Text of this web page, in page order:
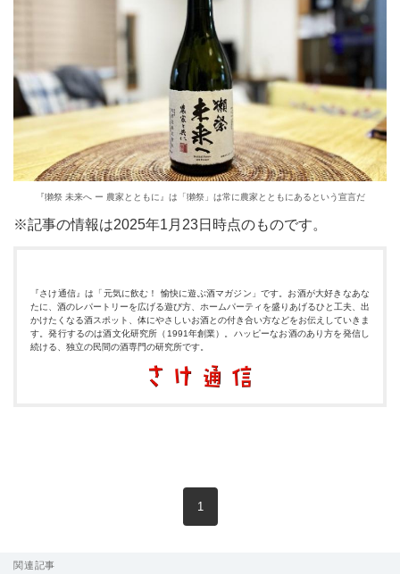
『獺祭 未来へ ー 農家とともに』は「獺祭」は常に農家とともにあるという宣言だ
※記事の情報は2025年1月23日時点のものです。
『さけ通信』は「元気に飲む！ 愉快に遊ぶ酒マガジン」です。お酒が大好きなあな
たに、酒のレパートリーを広げる遊び方、ホームパーティを盛りあげるひと工夫、出
かけたくなる酒スポット、体にやさしいお酒との付き合い方などをお伝えしていきま
す。発行するのは酒文化研究所（1991年創業）。ハッピーなお酒のあり方を発信し
続ける、独立の民間の酒専門の研究所です。
1
関連記事